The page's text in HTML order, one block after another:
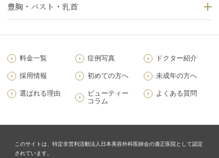
豊胸・バスト・乳首
料金一覧 症例写真 ドクター紹介
採用情報 初めての方へ 未成年の方へ
選ばれる理由
ビューティー
コラム
よくある質問
このサイトは、特定非営利活動法人日本美容外科医師会の適正医院として認定
されています。